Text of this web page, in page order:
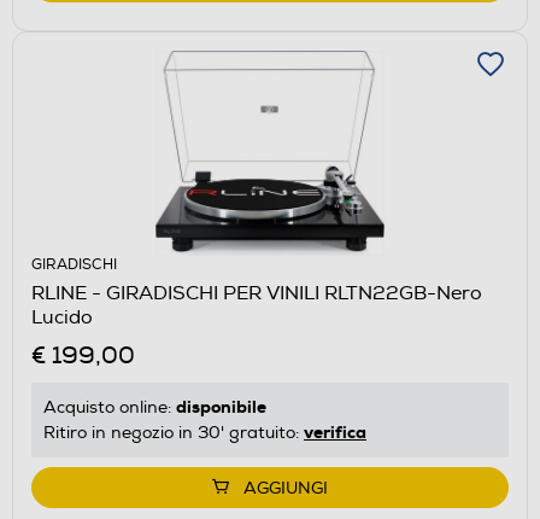
GIRADISCHI
RLINE - GIRADISCHI PER VINILI RLTN22GB-Nero
Lucido
€ 199,00
Acquisto online: disponibile
Ritiro in negozio in 30' gratuito: verifica
AGGIUNGI